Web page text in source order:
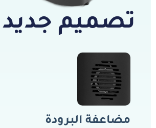
تصميم جديد
مضاعفة البرودة